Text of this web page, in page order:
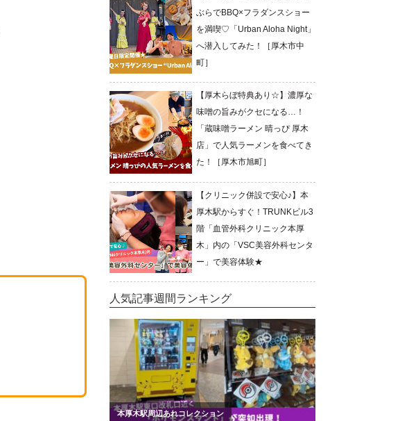
ぶらでBBQ×フラダンスショー
を満喫♡「Urban Aloha Night」
へ潜入してみた！［厚木市中
町］
【厚木らぼ特典あり☆】濃厚な
味噌の旨みがクセになる…！
「蔵味噌ラーメン 晴っぴ 厚木
店」で人気ラーメンを食べてき
た！［厚木市旭町］
【クリニック併設で安心♪】本
厚木駅からすぐ！TRUNKビル3
階「血管外科クリニック本厚
木」内の「VSC美容外科センタ
ー」で美容体験★
人気記事週間ランキング